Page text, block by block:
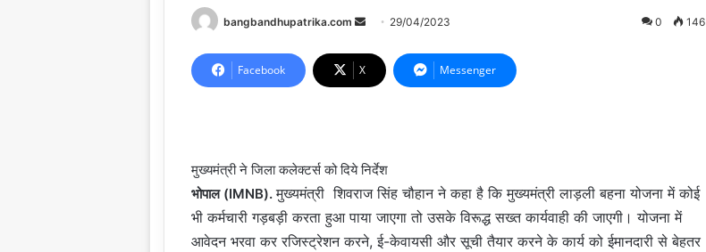
bangbandhupatrika.com
Send
email
29/04/2023 0 146
Facebook X Messenger
मुख्यमंत्री ने जिला कलेक्टर्स को दिये निर्देश
भोपाल (IMNB).मुख्यमंत्री शिवराज सिंह चौहान ने कहा है कि मुख्यमंत्री लाड़ली बहना योजना में कोई
भी कर्मचारी गड़बड़ी करता हुआ पाया जाएगा तो उसके विरूद्ध सख्त कार्यवाही की जाएगी। योजना में
आवेदन भरवा कर रजिस्ट्रेशन करने, ई-केवायसी और सूची तैयार करने के कार्य को ईमानदारी से बेहतर